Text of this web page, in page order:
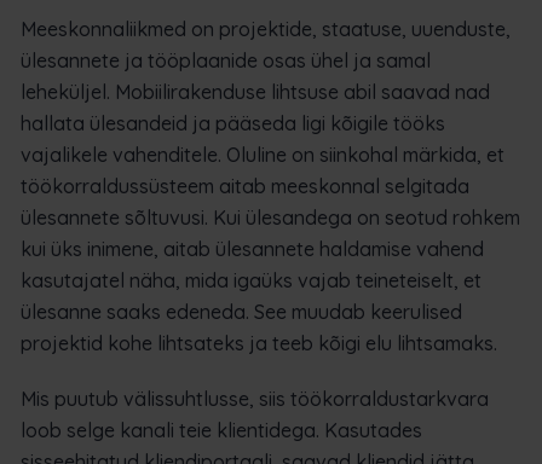
Meeskonnaliikmed on projektide, staatuse, uuenduste,
ülesannete ja tööplaanide osas ühel ja samal
leheküljel. Mobiilirakenduse lihtsuse abil saavad nad
hallata ülesandeid ja pääseda ligi kõigile tööks
vajalikele vahenditele. Oluline on siinkohal märkida, et
töökorraldussüsteem aitab meeskonnal selgitada
ülesannete sõltuvusi. Kui ülesandega on seotud rohkem
kui üks inimene, aitab ülesannete haldamise vahend
kasutajatel näha, mida igaüks vajab teineteiselt, et
ülesanne saaks edeneda. See muudab keerulised
projektid kohe lihtsateks ja teeb kõigi elu lihtsamaks.
Mis puutub välissuhtlusse, siis töökorraldustarkvara
loob selge kanali teie klientidega. Kasutades